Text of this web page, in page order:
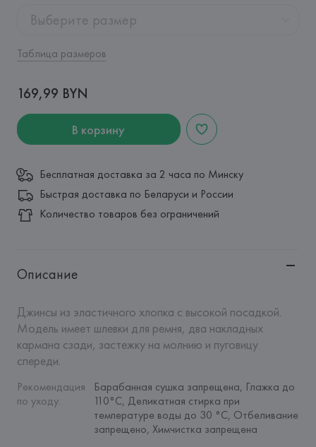
Выберите размер
Таблица размеров
169,99 BYN
В корзину
Бесплатная доставка за 2 часа по Минску
Быстрая доставка по Беларуси и России
Количество товаров без ограничений
Описание
Джинсы из эластичного хлопка с высокой посадкой.
Модель имеет шлевки для ремня, два накладных
кармана сзади, застежку на молнию и пуговицу
спереди.
Рекомендация
по уходу:
Барабанная сушка запрещена, Глажка до
110°C, Деликатная стирка при
температуре воды до 30 °C, Отбеливание
запрещено, Химчистка запрещена